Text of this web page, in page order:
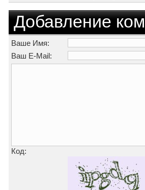
Добавление
Ваше Имя:
Ваш E-Mail:
Код: